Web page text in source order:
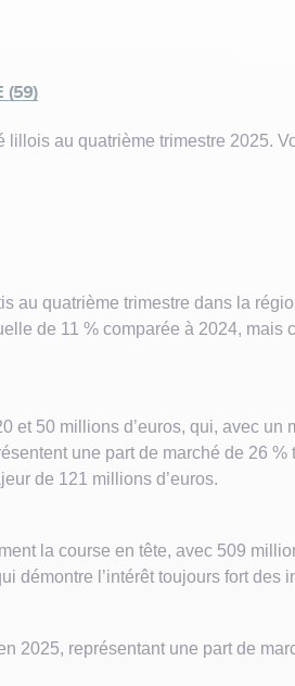
(59)
au quatrième trimestre 2025.
au quatrième trimestre dans la
de 11 % comparée à 2024, mais
et 50 millions d’euros, qui, avec
une part de marché de 26
de 121 millions d’euros.
la course en tête, avec 509
l’intérêt toujours fort des
2025, représentant une part de